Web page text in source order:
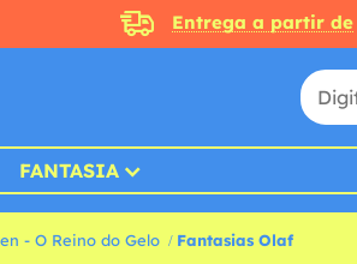
Entrega a partir de
FANTASIA
- O Reino do Gelo Fantasias Olaf